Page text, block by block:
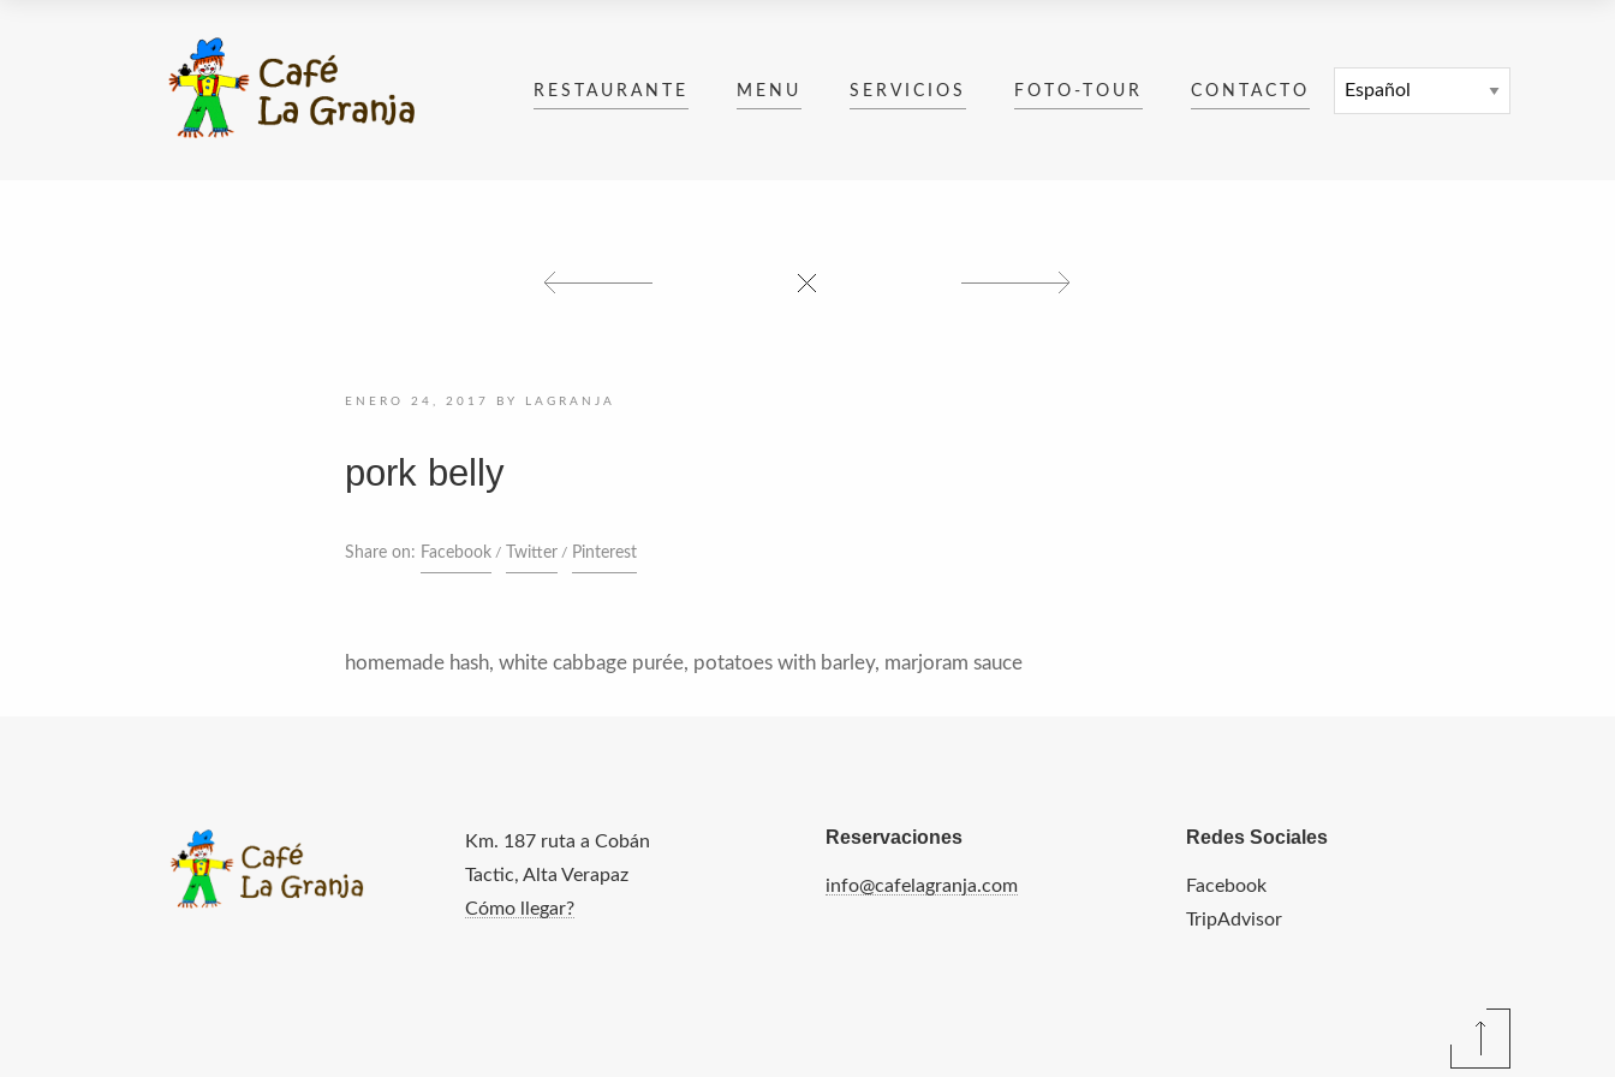
RESTAURANTE MENU SERVICIOS FOTO-TOUR CONTACTO
ENERO 24, 2017 BY LAGRANJA
pork belly
Share on: Facebook Twitter Pinterest
homemade hash, white cabbage purée, potatoes with barley, marjoram sauce
Km. 187 ruta a Cobán
Tactic, Alta Verapaz
Cómo llegar?
Reservaciones
info@cafelagranja.com
Redes Sociales
Facebook
TripAdvisor